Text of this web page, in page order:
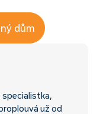
dům
specialistka,
už od